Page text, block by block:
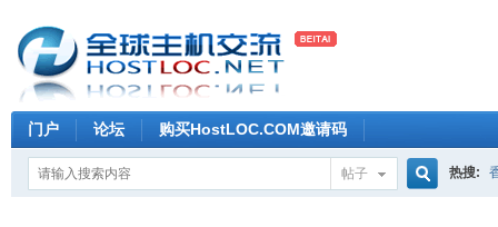
门户 论坛 购买HostLOC.COM邀请码
帖子 热搜: